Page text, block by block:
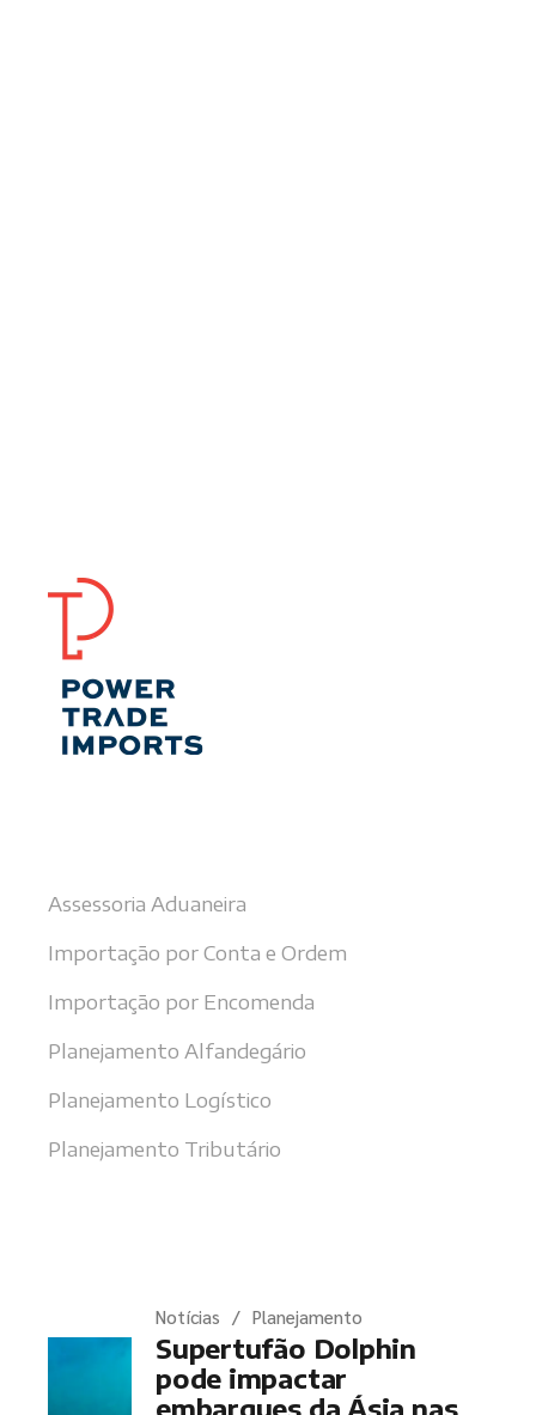
Assessoria Aduaneira
Importação por Conta e Ordem
Importação por Encomenda
Planejamento Alfandegário
Planejamento Logístico
Planejamento Tributário
Notícias Planejamento
Supertufão Dolphin
pode impactar